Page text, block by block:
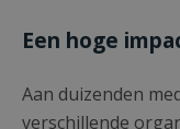
Een hoge
Aan duizenden
verschillende